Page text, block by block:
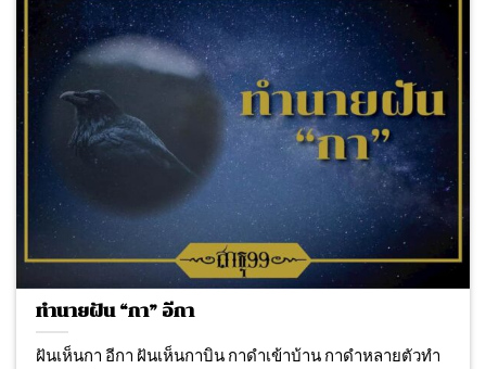
ทำนายฝัน “กา” อีกา
ฝันเห็นกา อีกา ฝันเห็นกาบิน กาดำเข้าบ้าน กาดำหลายตัวทํา